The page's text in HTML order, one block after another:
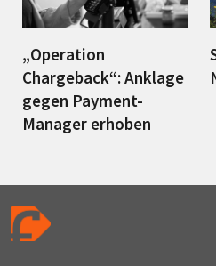
„Operation
Chargeback“: Anklage
gegen Payment-
Manager erhoben